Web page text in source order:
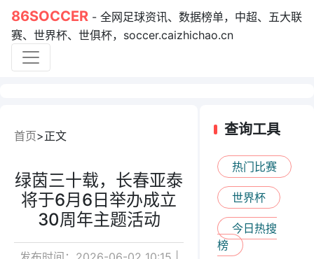
86SOCCER - 全网足球资讯、数据榜单，中超、五大联
赛、世界杯、世俱杯，soccer.caizhichao.cn
首页 正文
绿茵三十载，长春亚泰
将于6月6日举办成立
30周年主题活动
查询工具
热门比赛
世界杯
今日热搜
榜